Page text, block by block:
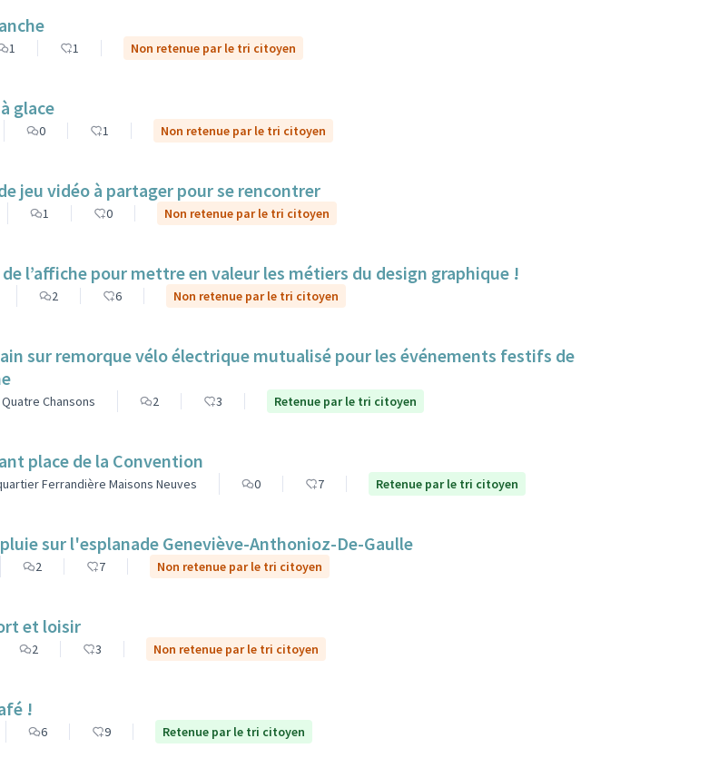
1 1 Non retenue par le tri citoyen
glace
0 1 Non retenue par le tri citoyen
jeu vidéo à partager pour se rencontrer
1 0 Non retenue par le tri citoyen
l’affiche pour mettre en valeur les métiers du design graphique !
2 6 Non retenue par le tri citoyen
sur remorque vélo électrique mutualisé pour les événements festifs de
Chansons 2 3 Retenue par le tri citoyen
place de la Convention
Ferrandière Maisons Neuves 0 7 Retenue par le tri citoyen
sur l'esplanade Geneviève-Anthonioz-De-Gaulle
2 7 Non retenue par le tri citoyen
et loisir
2 3 Non retenue par le tri citoyen
!
6 9 Retenue par le tri citoyen